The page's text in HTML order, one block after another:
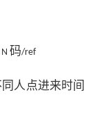
N 码/ref
人点进来时间